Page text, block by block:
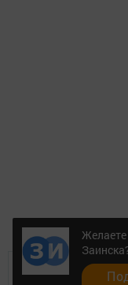
Желаете